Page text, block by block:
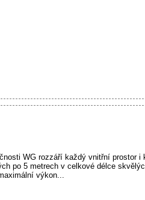
WG rozzáří každý vnitřní prostor
po 5 metrech v celkové délce
výkon...